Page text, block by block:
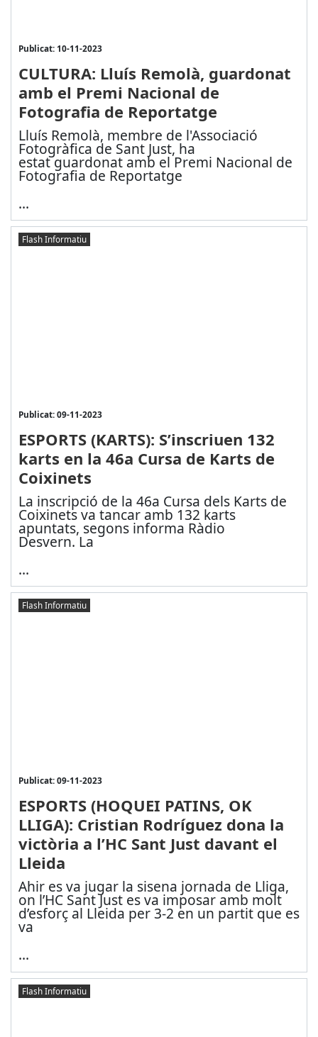
Publicat: 10-11-2023
CULTURA: Lluís Remolà, guardonat
amb el Premi Nacional de
Fotografia de Reportatge
Lluís Remolà, membre de l'Associació
Fotogràfica de Sant Just, ha
estat guardonat amb el Premi Nacional de
Fotografia de Reportatge
...
Flash Informatiu
Publicat: 09-11-2023
ESPORTS (KARTS): S’inscriuen 132
karts en la 46a Cursa de Karts de
Coixinets
La inscripció de la 46a Cursa dels Karts de
Coixinets va tancar amb 132 karts
apuntats, segons informa Ràdio
Desvern. La
...
Flash Informatiu
Publicat: 09-11-2023
ESPORTS (HOQUEI PATINS, OK
LLIGA): Cristian Rodríguez dona la
victòria a l’HC Sant Just davant el
Lleida
Ahir es va jugar la sisena jornada de Lliga,
on l’HC Sant Just es va imposar amb molt
d’esforç al Lleida per 3-2 en un partit que es
va
...
Flash Informatiu